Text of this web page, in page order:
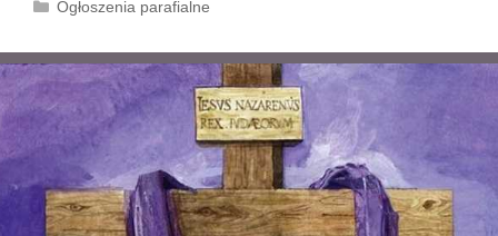
r
.
i
e
l
a
P
a
l
m
K
t
e
g
r
i
e
Ogłoszenia parafialne